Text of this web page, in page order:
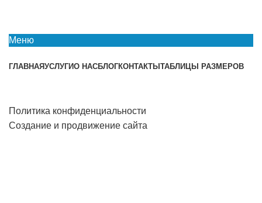
Меню
ГЛАВНАЯУСЛУГИО НАСБЛОГКОНТАКТЫ ТАБЛИЦЫ РАЗМЕРОВ
Политика конфиденциальности
Создание и продвижение сайта